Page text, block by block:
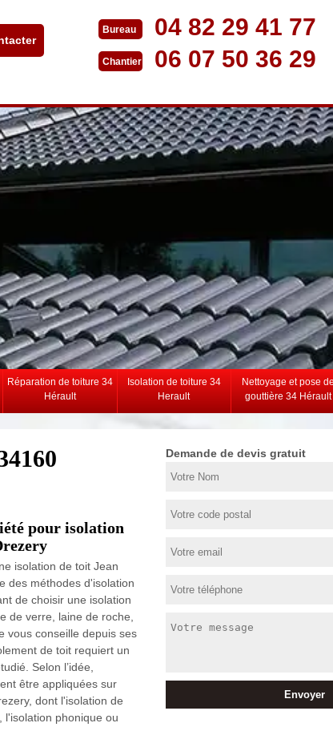
Bureau 04 82 29 41 77
Chantier 06 07 50 36 29
Réparation de toiture 34
Hérault
Isolation de toiture 34
Herault
Nettoyage et pose de
gouttière 34 Hérault
pour isolation
isolation de toit Jean
des méthodes d'isolation
de choisir une isolation
de verre, laine de roche,
vous conseille depuis ses
de toit requiert un
Selon l’idée,
être appliquées sur
dont l'isolation de
l'isolation phonique ou
Demande de devis gratuit